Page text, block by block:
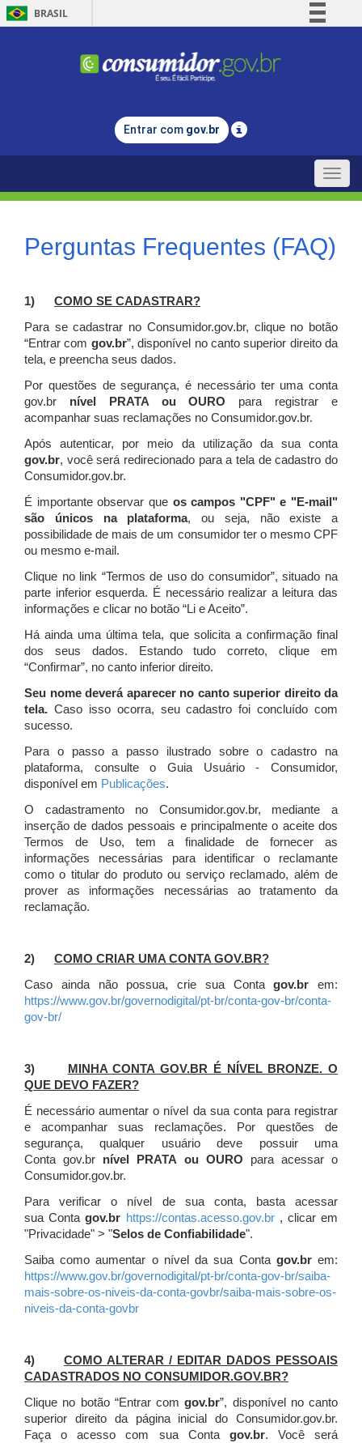
BRASIL
Comunica BR
Legislação
Entrar com gov.br
Toggle
Perguntas Frequentes (FAQ)
1) COMO SE CADASTRAR?
Para se cadastrar no Consumidor.gov.br, clique no botão
“Entrar com gov.br”, disponível no canto superior direito da
tela, e preencha seus dados.
Por questões de segurança, é necessário ter uma conta
gov.br nível PRATA ou OURO para registrar e
acompanhar suas reclamações no Consumidor.gov.br.
Após autenticar, por meio da utilização da sua conta
gov.br, você será redirecionado para a tela de cadastro do
Consumidor.gov.br.
É importante observar que os campos "CPF" e "E-mail"
são únicos na plataforma, ou seja, não existe a
possibilidade de mais de um consumidor ter o mesmo CPF
ou mesmo e-mail.
Clique no link “Termos de uso do consumidor”, situado na
parte inferior esquerda. É necessário realizar a leitura das
informações e clicar no botão “Li e Aceito”.
Há ainda uma última tela, que solicita a confirmação final
dos seus dados. Estando tudo correto, clique em
“Confirmar”, no canto inferior direito.
Seu nome deverá aparecer no canto superior direito da
tela. Caso isso ocorra, seu cadastro foi concluído com
sucesso.
Para o passo a passo ilustrado sobre o cadastro na
plataforma, consulte o Guia Usuário - Consumidor,
disponível em Publicações.
O cadastramento no Consumidor.gov.br, mediante a
inserção de dados pessoais e principalmente o aceite dos
Termos de Uso, tem a finalidade de fornecer as
informações necessárias para identificar o reclamante
como o titular do produto ou serviço reclamado, além de
prover as informações necessárias ao tratamento da
reclamação.
2) COMO CRIAR UMA CONTA GOV.BR?
Caso ainda não possua, crie sua Contagov.br em:
https://www.gov.br/governodigital/pt-br/conta-gov-br/conta-
gov-br/
3)
MINHA CONTA GOV.BR É NÍVEL BRONZE. O
QUE DEVO FAZER?
É necessário aumentar o nível da sua conta para registrar
e acompanhar suas reclamações. Por questões de
segurança, qualquer usuário deve possuir uma
Conta gov.br nível PRATA ou OURO para acessar o
Consumidor.gov.br.
Para verificar o nível de sua conta, basta acessar
sua Contagov.br https://contas.acesso.gov.br, clicar em
"Privacidade" > "Selos de Confiabilidade".
Saiba como aumentar o nível da sua Conta gov.brem:
https://www.gov.br/governodigital/pt-br/conta-gov-br/saiba-
mais-sobre-os-niveis-da-conta-govbr/saiba-mais-sobre-os-
niveis-da-conta-govbr
4) COMO ALTERAR / EDITAR DADOS PESSOAIS
CADASTRADOS NO CONSUMIDOR.GOV.BR?
Clique no botão “Entrar comgov.br”, disponível no canto
superior direito da página inicial do Consumidor.gov.br.
Faça o acesso com sua Conta gov.br. Você será